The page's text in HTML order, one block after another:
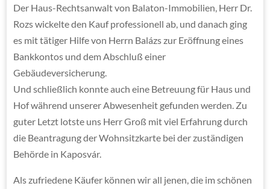
Der Haus-Rechtsanwalt von Balaton-Immobilien, Herr Dr.
Rozs wickelte den Kauf professionell ab, und danach ging
es mit tätiger Hilfe von Herrn Balázs zur Eröffnung eines
Bankkontos und dem Abschluß einer
Gebäudeversicherung.
Und schließlich konnte auch eine Betreuung für Haus und
Hof während unserer Abwesenheit gefunden werden. Zu
guter Letzt lotste uns Herr Groß mit viel Erfahrung durch
die Beantragung der Wohnsitzkarte bei der zuständigen
Behörde in Kaposvár.
Als zufriedene Käufer können wir all jenen, die im schönen